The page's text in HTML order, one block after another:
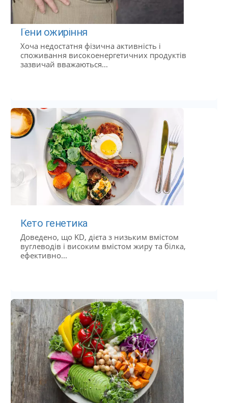
Гени ожиріння
Хоча недостатня фізична активність і
споживання високоенергетичних продуктів
зазвичай вважаються...
Кето генетика
Доведено, що KD, дієта з низьким вмістом
вуглеводів і високим вмістом жиру та білка,
ефективно...